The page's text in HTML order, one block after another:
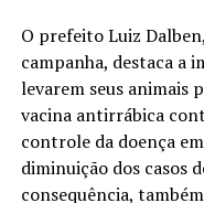
O prefeito Luiz
campanha, destaca a
levarem seus animais
vacina antirrábica
controle da doença
diminuição dos casos
consequência,